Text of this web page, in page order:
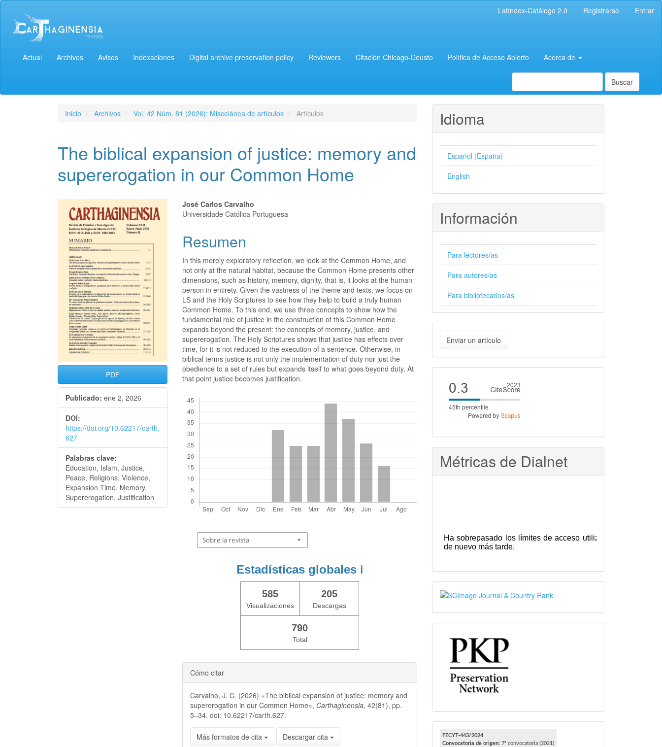
Latíndex-Catálogo 2.0 Registrarse Entrar
Actual Archivos Avisos Indexaciones Digital archive preservation policy Reviewers Citación Chicago-Deusto Política de Acceso Abierto Acerca de
Buscar
Inicio Archivos Vol. 42 Núm. 81 (2026): Miscelánea de artículos Artículos
The biblical expansion of justice: memory and
supererogation in our Common Home
PDF
Publicado: ene 2, 2026
DOI:
https://doi.org/10.62217/carth.
627
Palabras clave:
Education, Islam, Justice,
Peace, Religions, Violence,
Expansion Time, Memory,
Supererogation, Justification
José Carlos Carvalho
Universidade Católica Portuguesa
Resumen
In this merely exploratory reflection, we look at the Common Home, and
not only at the natural habitat, because the Common Home presents other
dimensions, such as history, memory, dignity, that is, it looks at the human
person in entirety. Given the vastness of the theme and texts, we focus on
LS and the Holy Scriptures to see how they help to build a truly human
Common Home. To this end, we use three concepts to show how the
fundamental role of justice in the construction of this Common Home
expands beyond the present: the concepts of memory, justice, and
supererogation. The Holy Scriptures shows that justice has effects over
time, for it is not reduced to the execution of a sentence. Otherwise, in
biblical terms justice is not only the implementation of duty nor just the
obedience to a set of rules but expands itself to what goes beyond duty. At
that point justice becomes justification.
Sobre la revista
Estadísticas globales ℹ️
585
Visualizaciones
205
Descargas
790
Total
Cómo citar
Carvalho, J. C. (2026) «The biblical expansion of justice: memory and
supererogation in our Common Home», Carthaginensia, 42(81), pp.
5–34. doi: 10.62217/carth.627.
Más formatos de cita Descargar cita
Idioma
Español (España)
English
Información
Para lectores/as
Para autores/as
Para bibliotecarios/as
Enviar
un
artículo
Enviar un artículo
Cite
score
Métricas de Dialnet
SJR
PKP
FECYT